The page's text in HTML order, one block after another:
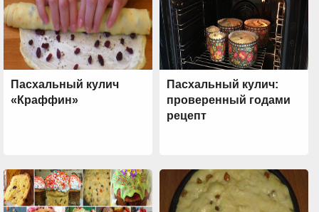
Пасхальный кулич
«Краффин»
Пасхальный кулич:
проверенный годами
рецепт